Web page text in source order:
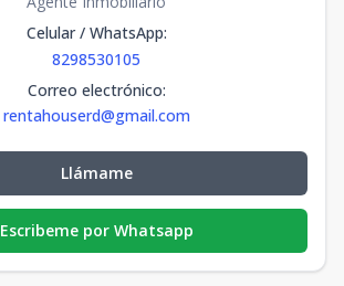
Celular / WhatsApp:
8298530105
Correo electrónico:
rentahouserd@gmail.com
Llámame
Escribeme por Whatsapp